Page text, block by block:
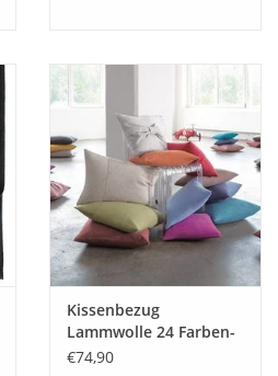
Kissenbezug
Lammwolle 24 Farben-
40x40 cm
€74,90